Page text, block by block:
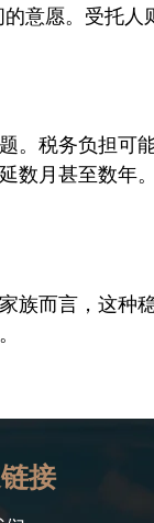
意愿。受托人
。税务负担可
数月甚至数年
族而言，这种
接